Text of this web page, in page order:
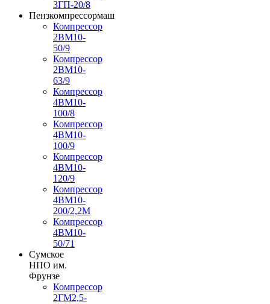
3ГП-20/8
Пензкомпрессормаш
Компрессор
2ВМ10-
50/9
Компрессор
2ВМ10-
63/9
Компрессор
4ВМ10-
100/8
Компрессор
4ВМ10-
100/9
Компрессор
4ВМ10-
120/9
Компрессор
4ВМ10-
200/2,2М
Компрессор
4ВМ10-
50/71
Сумское
НПО им.
Фрунзе
Компрессор
2ГМ2,5-